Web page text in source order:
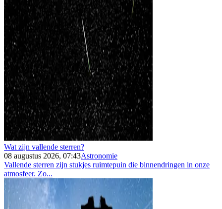
Wat zijn vallende sterren?
08 augustus 2026, 07:43Astronomie
Vallende sterren zijn stukjes ruimtepuin die binnendringen in onze
atmosfeer. Zo...